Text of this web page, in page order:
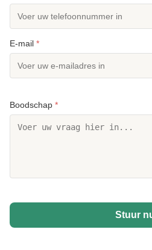
E-mail *
Boodschap *
Stuur